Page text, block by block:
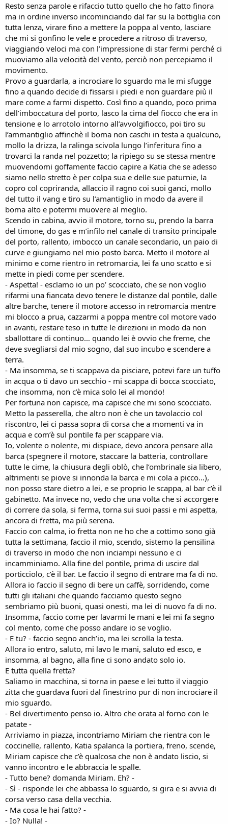
Resto senza parole e rifaccio tutto quello che ho fatto finora
ma in ordine inverso incominciando dal far su la bottiglia con
tutta lenza, virare fino a mettere la poppa al vento, lasciare
che mi si gonfino le vele e procedere a ritroso di traverso,
viaggiando veloci ma con l’impressione di star fermi perché ci
muoviamo alla velocità del vento, perciò non percepiamo il
movimento.
Provo a guardarla, a incrociare lo sguardo ma le mi sfugge
fino a quando decide di fissarsi i piedi e non guardare più il
mare come a farmi dispetto. Così fino a quando, poco prima
dell’imboccatura del porto, lasco la cima del fiocco che era in
tensione e lo arrotolo intorno all’avvolgifiocco, poi tiro su
l’ammantiglio affinchè il boma non caschi in testa a qualcuno,
mollo la drizza, la ralinga scivola lungo l’inferitura fino a
trovarci la randa nel pozzetto; la ripiego su se stessa mentre
muovendomi goffamente faccio capire a Katia che se adesso
siamo nello stretto è per colpa sua e delle sue paturnie, la
copro col copriranda, allaccio il ragno coi suoi ganci, mollo
del tutto il vang e tiro su l’amantiglio in modo da avere il
boma alto e potermi muovere al meglio.
Scendo in cabina, avvio il motore, torno su, prendo la barra
del timone, do gas e m’infilo nel canale di transito principale
del porto, rallento, imbocco un canale secondario, un paio di
curve e giungiamo nel mio posto barca. Metto il motore al
minimo e come rientro in retromarcia, lei fa uno scatto e si
mette in piedi come per scendere.
- Aspetta! - esclamo io un po’ scocciato, che se non voglio
rifarmi una fiancata devo tenere le distanze dal pontile, dalle
altre barche, tenere il motore accesso in retromarcia mentre
mi blocco a prua, cazzarmi a poppa mentre col motore vado
in avanti, restare teso in tutte le direzioni in modo da non
sballottare di continuo… quando lei è ovvio che freme, che
deve svegliarsi dal mio sogno, dal suo incubo e scendere a
terra.
- Ma insomma, se ti scappava da pisciare, potevi fare un tuffo
in acqua o ti davo un secchio - mi scappa di bocca scocciato,
che insomma, non c’è mica solo lei al mondo!
Per fortuna non capisce, ma capisce che mi sono scocciato.
Metto la passerella, che altro non è che un tavolaccio col
riscontro, lei ci passa sopra di corsa che a momenti va in
acqua e com’è sul pontile fa per scappare via.
Io, volente o nolente, mi dispiace, devo ancora pensare alla
barca (spegnere il motore, staccare la batteria, controllare
tutte le cime, la chiusura degli oblò, che l’ombrinale sia libero,
altrimenti se piove si innonda la barca e mi cola a picco…),
non posso stare dietro a lei, e se proprio le scappa, al bar c’è il
gabinetto. Ma invece no, vedo che una volta che si accorgere
di correre da sola, si ferma, torna sui suoi passi e mi aspetta,
ancora di fretta, ma più serena.
Faccio con calma, io fretta non ne ho che a cottimo sono già
tutta la settimana, faccio il mio, scendo, sistemo la pensilina
di traverso in modo che non inciampi nessuno e ci
incamminiamo. Alla fine del pontile, prima di uscire dal
porticciolo, c’è il bar. Le faccio il segno di entrare ma fa di no.
Allora io faccio il segno di bere un caffè, sorridendo, come
tutti gli italiani che quando facciamo questo segno
sembriamo più buoni, quasi onesti, ma lei di nuovo fa di no.
Insomma, faccio come per lavarmi le mani e lei mi fa segno
col mento, come che posso andare io se voglio.
- E tu? - faccio segno anch’io, ma lei scrolla la testa.
Allora io entro, saluto, mi lavo le mani, saluto ed esco, e
insomma, al bagno, alla fine ci sono andato solo io.
E tutta quella fretta?
Saliamo in macchina, si torna in paese e lei tutto il viaggio
zitta che guardava fuori dal finestrino pur di non incrociare il
mio sguardo.
- Bel divertimento penso io. Altro che orata al forno con le
patate -
Arriviamo in piazza, incontriamo Miriam che rientra con le
coccinelle, rallento, Katia spalanca la portiera, freno, scende,
Miriam capisce che c’è qualcosa che non è andato liscio, si
vanno incontro e le abbraccia le spalle.
- Tutto bene? domanda Miriam. Eh? -
- Sì - risponde lei che abbassa lo sguardo, si gira e si avvia di
corsa verso casa della vecchia.
- Ma cosa le hai fatto? -
- Io? Nulla! -